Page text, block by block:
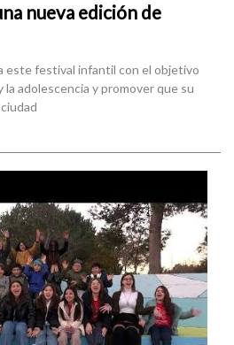
nueva edición de
este festival infantil con el objetivo
la adolescencia y promover que su